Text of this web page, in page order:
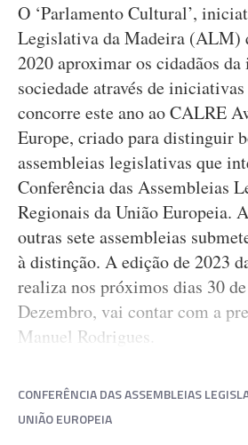
O ‘Parlamento Cultural’,
Legislativa da Madeira (ALM)
2020 aproximar os cidadãos
sociedade através de
concorre este ano ao CALRE
Europe, criado para distinguir
assembleias legislativas que
Conferência das Assembleias
Regionais da União Europeia.
outras sete assembleias
à distinção. A edição de 2023
realiza nos próximos dias 30
Dezembro, vai contar com a
Manuel Rodrigues.
CONFERÊNCIA DAS ASSEMBLEIAS
UNIÃO EUROPEIA